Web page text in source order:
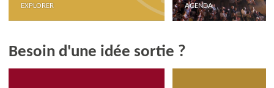
EXPLORER AGENDA
Besoin d'une idée sortie ?